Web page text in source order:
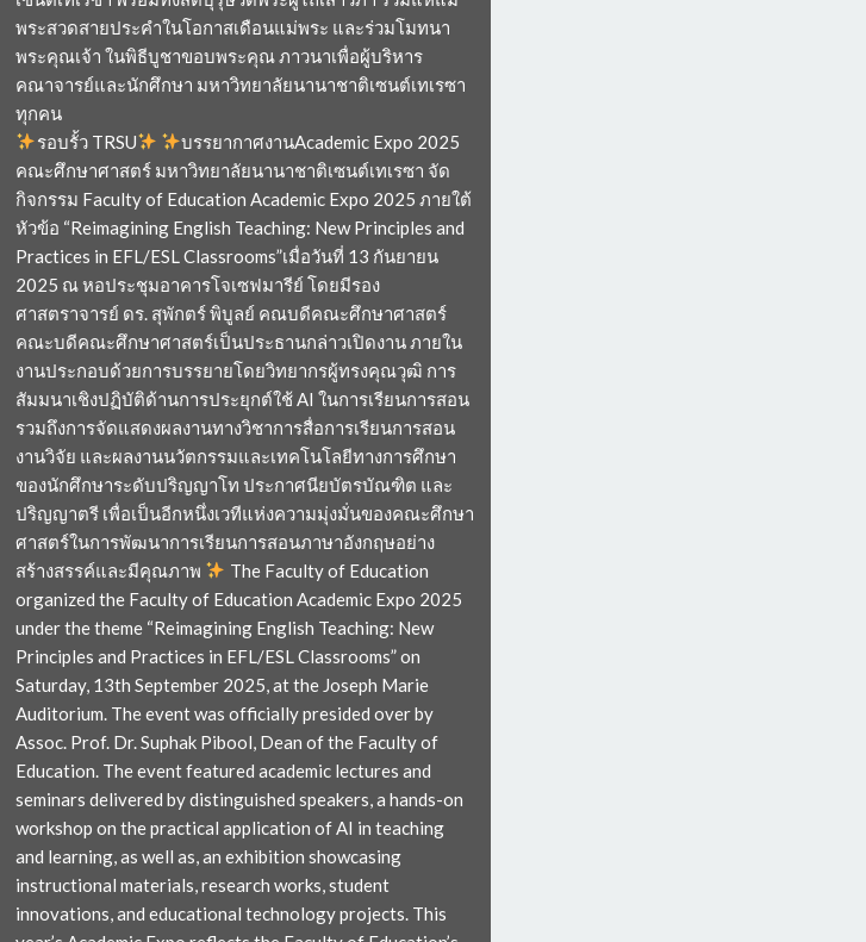
พระสวดสายประคำในโอกาสเดือนแม่พระ และร่วมโมทนา
พระคุณเจ้า ในพิธีบูชาขอบพระคุณ ภาวนาเพื่อผู้บริหาร
คณาจารย์และนักศึกษา มหาวิทยาลัยนานาชาติเซนต์เทเรซา
ทุกคน
รอบรั้ว TRSU
บรรยากาศงานAcademic Expo 2025
คณะศึกษาศาสตร์ มหาวิทยาลัยนานาชาติเซนต์เทเรซา จัด
กิจกรรม Faculty of Education Academic Expo 2025 ภายใต้
หัวข้อ “Reimagining English Teaching: New Principles and
Practices in EFL/ESL Classrooms”เมื่อวันที่ 13 กันยายน
2025 ณ หอประชุมอาคารโจเซฟมารีย์ โดยมีรอง
ศาสตราจารย์ ดร. สุพักตร์ พิบูลย์ คณบดีคณะศึกษาศาสตร์
คณะบดีคณะศึกษาศาสตร์เป็นประธานกล่าวเปิดงาน ภายใน
งานประกอบด้วยการบรรยายโดยวิทยากรผู้ทรงคุณวุฒิ การ
สัมมนาเชิงปฏิบัติด้านการประยุกต์ใช้ AI ในการเรียนการสอน
รวมถึงการจัดแสดงผลงานทางวิชาการสื่อการเรียนการสอน
งานวิจัย และผลงานนวัตกรรมและเทคโนโลยีทางการศึกษา
ของนักศึกษาระดับปริญญาโท ประกาศนียบัตรบัณฑิต และ
ปริญญาตรี เพื่อเป็นอีกหนึ่งเวทีแห่งความมุ่งมั่นของคณะศึกษา
ศาสตร์ในการพัฒนาการเรียนการสอนภาษาอังกฤษอย่าง
สร้างสรรค์และมีคุณภาพ
The Faculty of Education
organized the Faculty of Education Academic Expo 2025
under the theme “Reimagining English Teaching: New
Principles and Practices in EFL/ESL Classrooms” on
Saturday, 13th September 2025, at the Joseph Marie
Auditorium. The event was officially presided over by
Assoc. Prof. Dr. Suphak Pibool, Dean of the Faculty of
Education. The event featured academic lectures and
seminars delivered by distinguished speakers, a hands-on
workshop on the practical application of AI in teaching
and learning, as well as, an exhibition showcasing
instructional materials, research works, student
innovations, and educational technology projects. This